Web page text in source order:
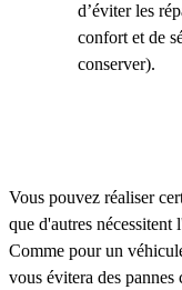
d’éviter les
confort et de
conserver).
Vous pouvez réaliser
que d'autres
Comme pour un
vous évitera des pannes